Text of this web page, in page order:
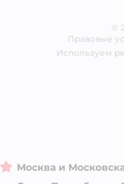
©
Правовые
Используем
Москва и